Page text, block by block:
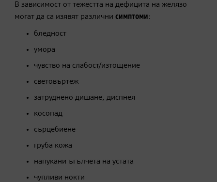
В зависимост от тежестта на дефицита на желязо
могат да са изявят различни симптоми:
бледност
умора
чувство на слабост/изтощение
световъртеж
затруднено дишане, диспнея
косопад
сърцебиене
груба кожа
напукани ъгълчета на устата
чупливи нокти